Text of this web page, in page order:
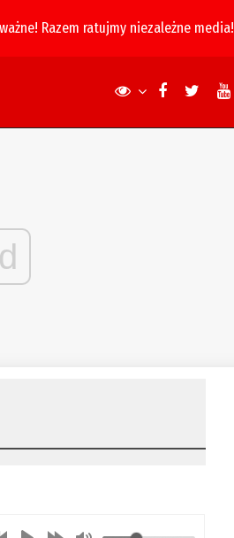
Razem ratujmy niezależne media!